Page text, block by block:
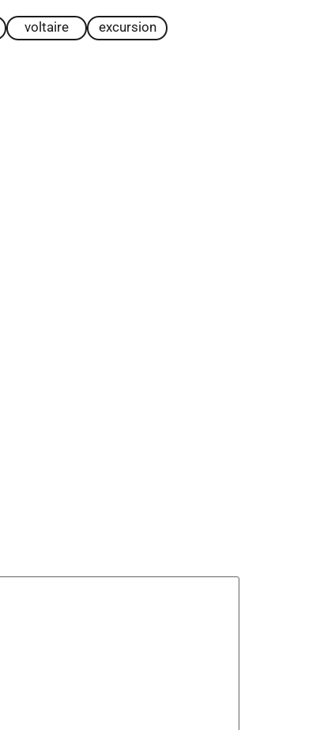
voltaire excursion